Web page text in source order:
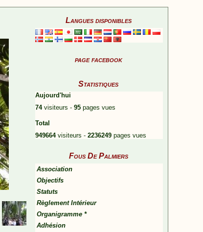
Langues disponibles
page facebook
Statistiques
Aujourd'hui
74visiteurs - 95 pages vues
Total
949664visiteurs - 2236249 pages vues
Fous De Palmiers
Association
Objectifs
Statuts
Règlement Intérieur
Organigramme *
Adhésion